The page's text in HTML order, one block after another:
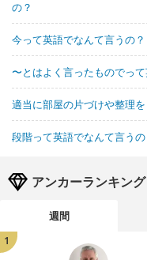
の？
今って英語でなんて言うの？
〜とはよく言ったものでっ
適当に部屋の片づけや整理
段階って英語でなんて言うの
アンカーランキング
週間
1